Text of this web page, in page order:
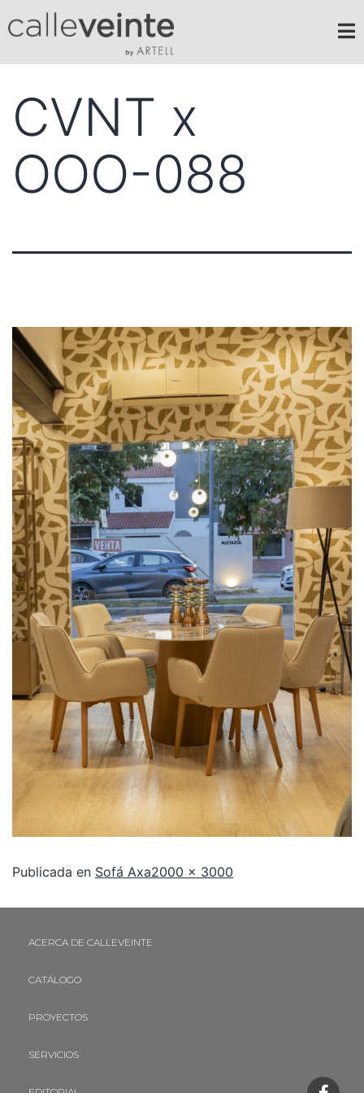
CVNT x
OOO-088
Publicada en Sofá Axa2000 × 3000
ACERCA DE CALLEVEINTE
CATÁLOGO
PROYECTOS
SERVICIOS